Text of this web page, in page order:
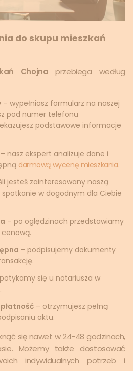
do skupu mieszkań
Chojna przebiega według
– wypełniasz formularz na naszej
pod numer telefonu
podstawowe informacje
– nasz ekspert analizuje dane i
darmową wycenę mieszkania.
jesteś zainteresowany naszą
w dogodnym dla Ciebie
– po oględzinach przedstawiamy
– podpisujemy dokumenty
się u notariusza w
– otrzymujesz pełną
aktu.
się nawet w 24-48 godzinach,
Możemy także dostosować
indywidualnych potrzeb i